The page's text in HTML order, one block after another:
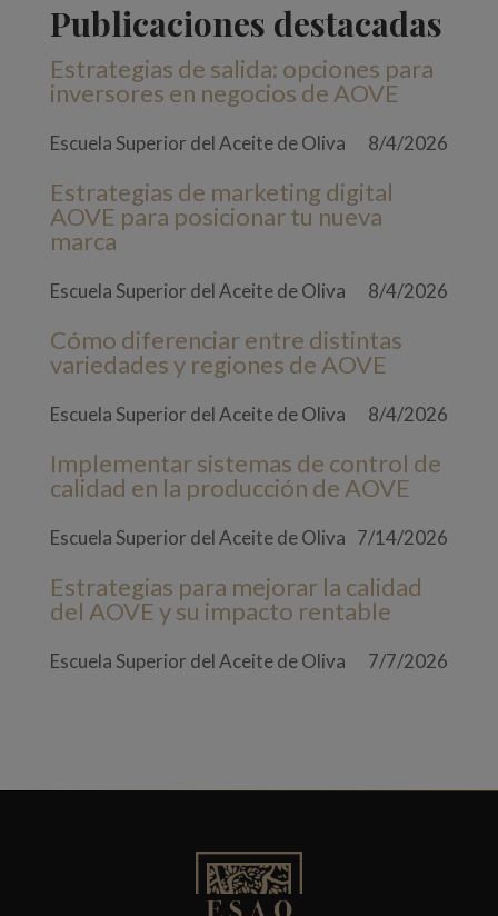
Publicaciones destacadas
Estrategias de salida: opciones para
inversores en negocios de AOVE
Escuela Superior del Aceite de Oliva 8/4/2026
Estrategias de marketing digital
AOVE para posicionar tu nueva
marca
Escuela Superior del Aceite de Oliva 8/4/2026
Cómo diferenciar entre distintas
variedades y regiones de AOVE
Escuela Superior del Aceite de Oliva 8/4/2026
Implementar sistemas de control de
calidad en la producción de AOVE
Escuela Superior del Aceite de Oliva 7/14/2026
Estrategias para mejorar la calidad
del AOVE y su impacto rentable
Escuela Superior del Aceite de Oliva 7/7/2026